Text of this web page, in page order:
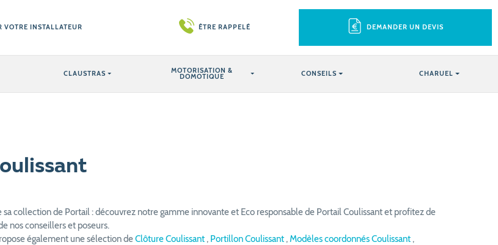
VOTRE INSTALLATEUR ÊTRE RAPPELÉ DEMANDER UN DEVIS
CLAUSTRAS MOTORISATION &
DOMOTIQUE CONSEILS CHARUEL
sa collection de Portail : découvrez notre gamme innovante et Eco responsable de Portail Coulissant et profitez de
nos conseillers et poseurs.
également une sélection deClôture Coulissant , Portillon Coulissant ,Modèles coordonnés Coulissant ,